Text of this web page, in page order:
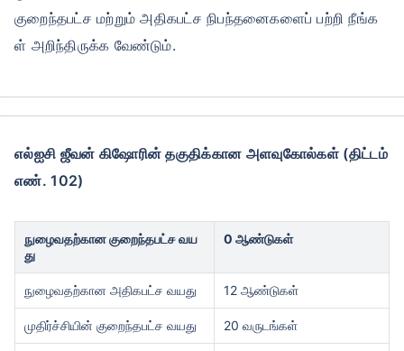
குறைந்தபட்ச மற்றும் அதிகபட்ச நிபந்தனைகளைப் பற்றி நீங்க
ள் அறிந்திருக்க வேண்டும்.
எல்ஐசி ஜீவன் கிஷோரின் தகுதிக்கான அளவுகோல்கள் (திட்டம்
எண். 102)
நுழைவதற்கான குறைந்தபட்ச வய
து
0 ஆண்டுகள்
நுழைவதற்கான அதிகபட்ச வயது 12 ஆண்டுகள்
முதிர்ச்சியின் குறைந்தபட்ச வயது 20 வருடங்கள்
மாதாந்திர முறையில் ஒற்றை தவணை வசதி
அர்ப்பணிக்கப்பட்ட கிளைம்உதவி
திட்டங்களை பார்க்கவும்
LIC Growth Fund தொடங்கியதிலிருந்து கிடைக்கும் வருமானம்+